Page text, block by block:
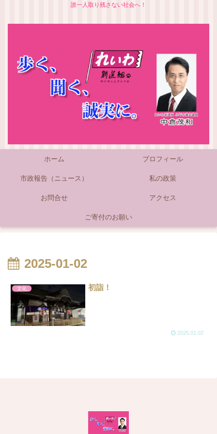
誰一人取り残さない社会へ！
ホーム プロフィール
市政報告（ニュース） 私の政策
お問合せ アクセス
ご寄付のお願い
2025-01-02
文化 初詣！
2025.01.02